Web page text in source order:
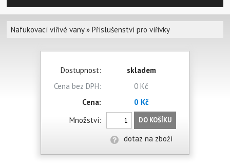
Nafukovací vířivé vany»Příslušenství pro vířivky
Dostupnost:
skladem
Cena bez DPH:
0 Kč
Cena:
0 Kč
Množství:
DO KOŠÍKU
dotaz na zboží